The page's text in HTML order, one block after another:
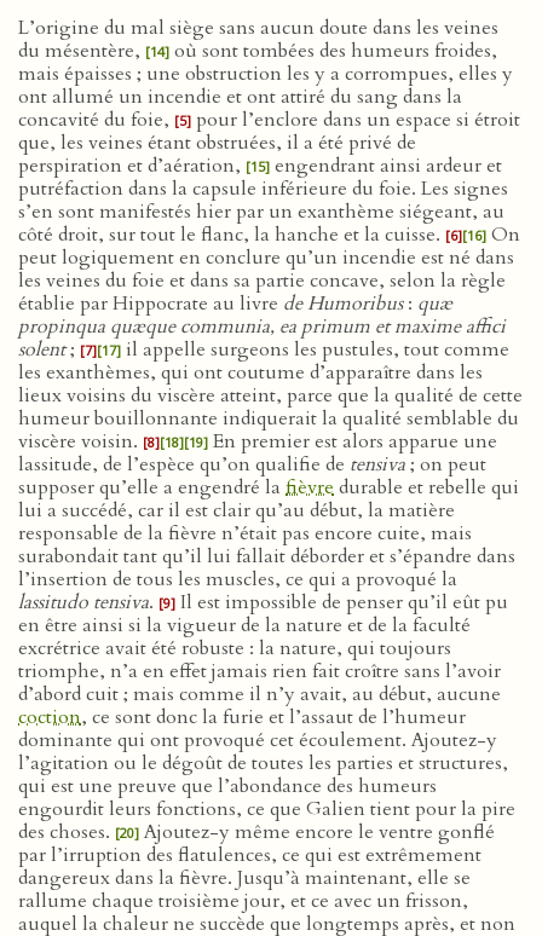
L’origine du mal siège sans aucun doute dans les veines
du mésentère, [14] où sont tombées des humeurs froides,
mais épaisses ; une obstruction les y a corrompues, elles y
ont allumé un incendie et ont attiré du sang dans la
concavité du foie, [5] pour l’enclore dans un espace si étroit
que, les veines étant obstruées, il a été privé de
perspiration et d’aération, [15] engendrant ainsi ardeur et
putréfaction dans la capsule inférieure du foie. Les signes
s’en sont manifestés hier par un exanthème siégeant, au
côté droit, sur tout le flanc, la hanche et la cuisse. [6][16] On
peut logiquement en conclure qu’un incendie est né dans
les veines du foie et dans sa partie concave, selon la règle
établie par Hippocrate au livre de Humoribus: quæ
propinqua quæque communia, ea primum et maxime affici
solent; [7][17] il appelle surgeons les pustules, tout comme
les exanthèmes, qui ont coutume d’apparaître dans les
lieux voisins du viscère atteint, parce que la qualité de cette
humeur bouillonnante indiquerait la qualité semblable du
viscère voisin. [8][18][19] En premier est alors apparue une
lassitude, de l’espèce qu’on qualifie de tensiva; on peut
supposer qu’elle a engendré la fièvredurable et rebelle qui
lui a succédé, car il est clair qu’au début, la matière
responsable de la fièvre n’était pas encore cuite, mais
surabondait tant qu’il lui fallait déborder et s’épandre dans
l’insertion de tous les muscles, ce qui a provoqué la
lassitudo tensiva. [9] Il est impossible de penser qu’il eût pu
en être ainsi si la vigueur de la nature et de la faculté
excrétrice avait été robuste : la nature, qui toujours
triomphe, n’a en effet jamais rien fait croître sans l’avoir
d’abord cuit ; mais comme il n’y avait, au début, aucune
coction, ce sont donc la furie et l’assaut de l’humeur
dominante qui ont provoqué cet écoulement. Ajoutez-y
l’agitation ou le dégoût de toutes les parties et structures,
qui est une preuve que l’abondance des humeurs
engourdit leurs fonctions, ce que Galien tient pour la pire
des choses. [20] Ajoutez-y même encore le ventre gonflé
par l’irruption des flatulences, ce qui est extrêmement
dangereux dans la fièvre. Jusqu’à maintenant, elle se
rallume chaque troisième jour, et ce avec un frisson,
auquel la chaleur ne succède que longtemps après, et non